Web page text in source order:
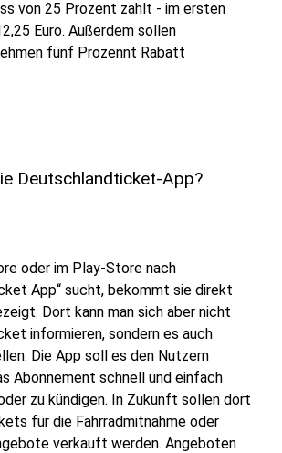
von 25 Prozent zahlt - im ersten
Euro. Außerdem sollen
fünf Prozennt Rabatt
Deutschlandticket-App?
oder im Play-Store nach
App“ sucht, bekommt sie direkt
Dort kann man sich aber nicht
informieren, sondern es auch
Die App soll es den Nutzern
Abonnement schnell und einfach
zu kündigen. In Zukunft sollen dort
für die Fahrradmitnahme oder
verkauft werden. Angeboten